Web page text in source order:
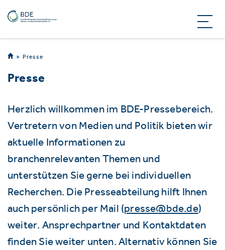
Presse
Presse
Herzlich willkommen im BDE-Pressebereich.
Vertretern von Medien und Politik bieten wir
aktuelle Informationen zu
branchenrelevanten Themen und
unterstützen Sie gerne bei individuellen
Recherchen. Die Presseabteilung hilft Ihnen
auch persönlich per Mail (presse@bde.de)
weiter. Ansprechpartner und Kontaktdaten
finden Sie weiter unten. Alternativ können Sie